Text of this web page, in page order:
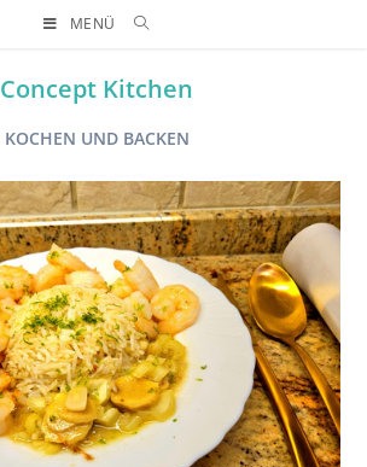
MENÜ
Concept Kitchen
KOCHEN UND BACKEN